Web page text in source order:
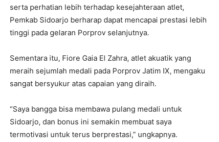
serta perhatian lebih terhadap kesejahteraan atlet,
Pemkab Sidoarjo berharap dapat mencapai prestasi lebih
tinggi pada gelaran Porprov selanjutnya.
Sementara itu, Fiore Gaia El Zahra, atlet akuatik yang
meraih sejumlah medali pada Porprov Jatim IX, mengaku
sangat bersyukur atas capaian yang diraih.
“Saya bangga bisa membawa pulang medali untuk
Sidoarjo, dan bonus ini semakin membuat saya
termotivasi untuk terus berprestasi,” ungkapnya.